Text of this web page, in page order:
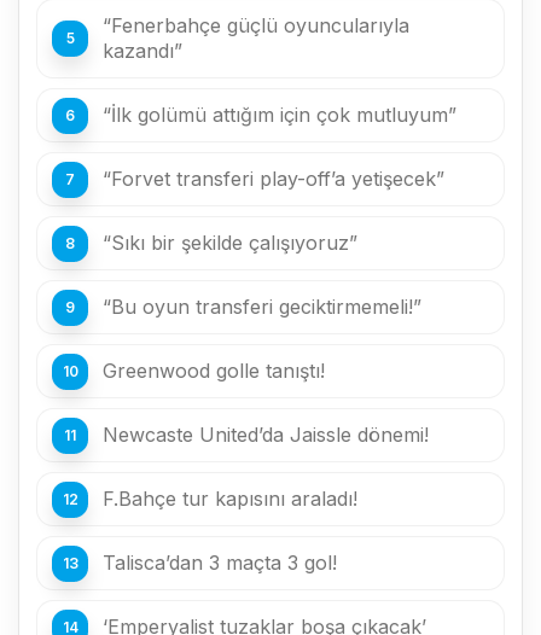
“Fenerbahçe güçlü oyuncularıyla
kazandı”
“İlk golümü attığım için çok mutluyum”
“Forvet transferi play-off’a yetişecek”
“Sıkı bir şekilde çalışıyoruz”
“Bu oyun transferi geciktirmemeli!”
Greenwood golle tanıştı!
Newcaste United’da Jaissle dönemi!
F.Bahçe tur kapısını araladı!
Talisca’dan 3 maçta 3 gol!
‘Emperyalist tuzaklar boşa çıkacak’